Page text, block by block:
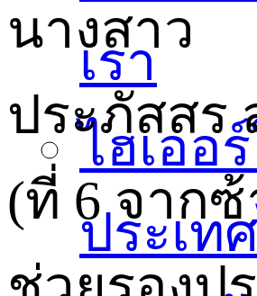
เรา
ไฮเออ
ประเท
นางสาว
ประภัสสร
(ที่ 6 จากซ้